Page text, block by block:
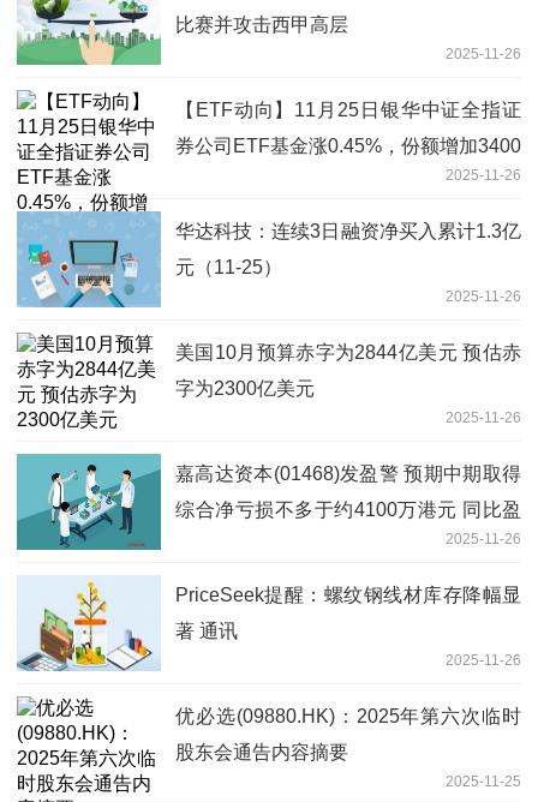
比赛并攻击西甲高层
2025-11-26
【ETF动向】11月25日银华中证全指证
券公司ETF基金涨0.45%，份额增加3400
2025-11-26
华达科技：连续3日融资净买入累计1.3亿
元（11-25）
2025-11-26
美国10月预算赤字为2844亿美元 预估赤
字为2300亿美元
2025-11-26
嘉高达资本(01468)发盈警 预期中期取得
综合净亏损不多于约4100万港元 同比盈
2025-11-26
PriceSeek提醒：螺纹钢线材库存降幅显
著 通讯
2025-11-26
优必选(09880.HK)：2025年第六次临时
股东会通告内容摘要
2025-11-25